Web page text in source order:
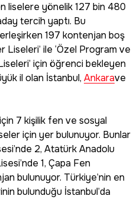
liselere yönelik 127 bin 480
tercih yaptı. Bu
197 kontenjan boş
Liseleri’ ile ‘Özel Program ve
için öğrenci bekleyen
il olan İstanbul, Ankarave
7 kişilik fen ve sosyal
için yer bulunuyor. Bunlar
2, Atatürk Anadolu
1, Çapa Fen
bulunuyor. Türkiye’nin en
bulunduğu İstanbul’da